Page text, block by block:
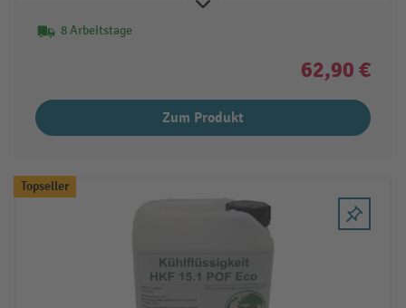
8 Arbeitstage
62,90 €
Zum Produkt
Topseller